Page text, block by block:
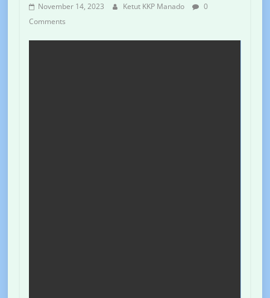
November 14, 2023 Ketut KKP Manado
0
Comments